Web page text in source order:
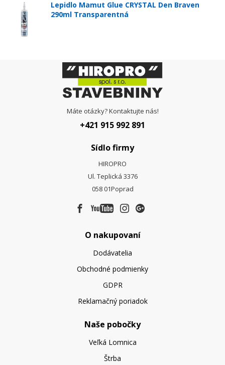
Lepidlo Mamut Glue CRYSTAL Den Braven
290ml Transparentná
Máte otázky? Kontaktujte nás!
+421 915 992 891
Sídlo firmy
HIROPRO
Ul. Teplická 3376
058 01Poprad
O nakupovaní
Dodávatelia
Obchodné podmienky
GDPR
Reklamačný poriadok
Naše pobočky
Veľká Lomnica
Štrba